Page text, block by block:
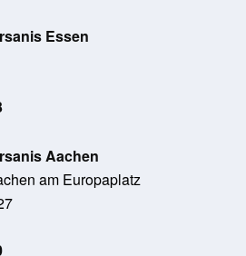
Essen
Aachen
am Europaplatz